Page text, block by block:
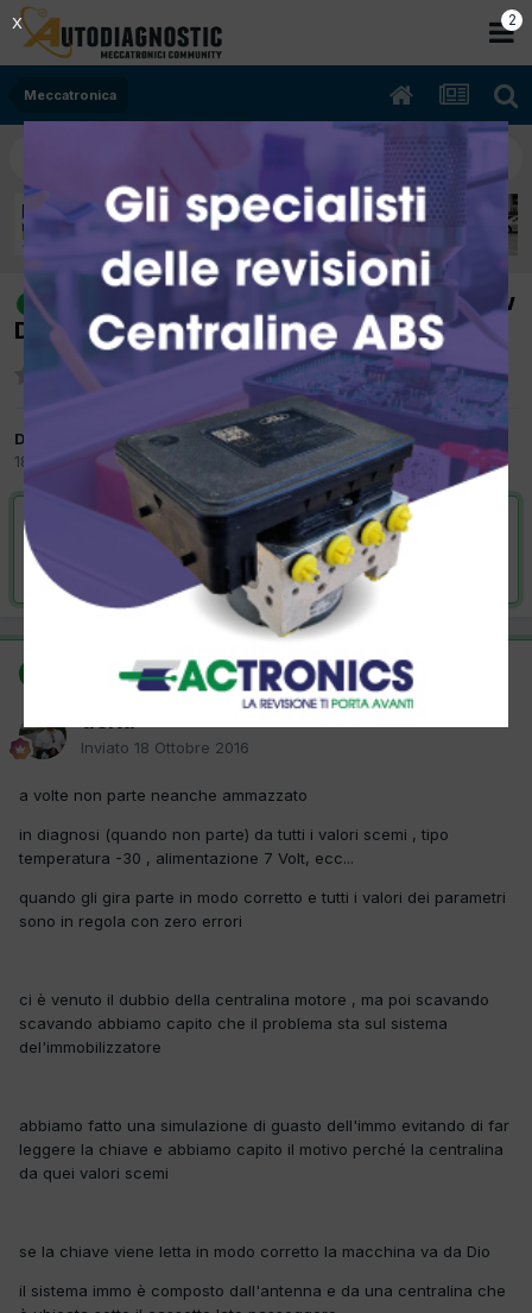
Meccatronica
risolto
[Fiat scudo 10/2006 2.0cc RHX 69Kw
Diesel] a volte non parte
Da delta
18 Ottobre 2016inMeccatronica
VAI ALLA SOLUZIONE
Risolta da delta, 18 Ottobre 2016
SOLUZIONE
Inviato 18 Ottobre 2016
a volte non parte neanche ammazzato
in diagnosi (quando non parte) da tutti i valori scemi , tipo
temperatura -30 , alimentazione 7 Volt, ecc...
quando gli gira parte in modo corretto e tutti i valori dei parametri
sono in regola con zero errori
ci è venuto il dubbio della centralina motore , ma poi scavando
scavando abbiamo capito che il problema sta sul sistema
del'immobilizzatore
abbiamo fatto una simulazione di guasto dell'immo evitando di far
leggere la chiave e abbiamo capito il motivo perché la centralina
da quei valori scemi
se la chiave viene letta in modo corretto la macchina va da Dio
il sistema immo è composto dall'antenna e da una centralina che
2
X